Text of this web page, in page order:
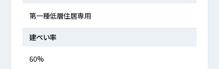
第一種低層住居専用
建ぺい率
60%